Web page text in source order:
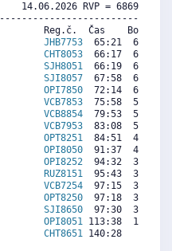
14.06.2026 RVP = 6869/
Reg.č.  Čas    Body
JHB7753
65:21  6866
CHT8053
66:17  6769
SJH8051
66:19  6766
SJI8057
67:58  6596
OPI7850
72:14  6156
VCB7853
75:58  5771
VCB8854
79:53  5368
VCB7953
83:08  5033
OPT8251
84:51  4856
OPI8050
91:37  4159
OPI8252
94:32  3858
RUZ8151
95:43  3736
VCB7254
97:15  3578
OPT8250
97:18  3573
SJI8650
97:30  3552
OPI8051 113:38  1889
CHT8651 140:28     0